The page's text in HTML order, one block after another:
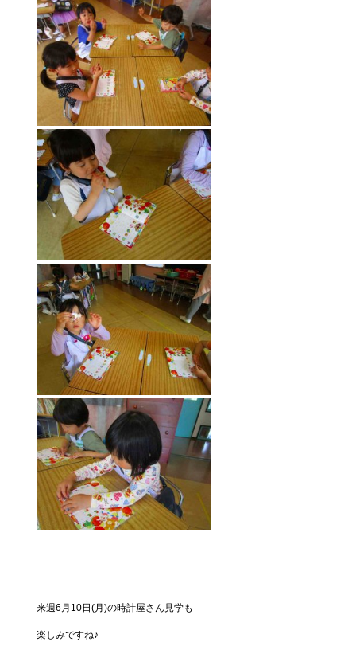
来週6月10日(月)の時計屋さん見学も
楽しみですね♪